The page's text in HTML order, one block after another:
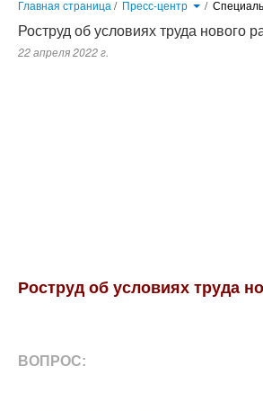
Главная страница / Пресс-центр /
Роструд об условиях труда нового
22 апреля 2022 г.
Роструд об условиях труда
ВОПРОС: